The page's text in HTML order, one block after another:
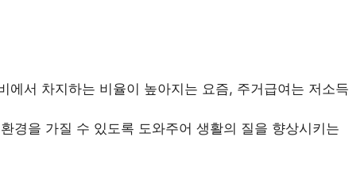
에서 차지하는 비율이 높아지는 요즘, 주거급여는 저소득
경을 가질 수 있도록 도와주어 생활의 질을 향상시키는